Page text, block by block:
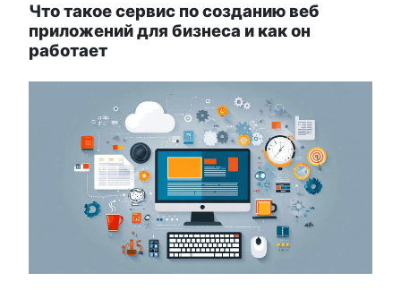
Что такое сервис по созданию веб
приложений для бизнеса и как он
работает